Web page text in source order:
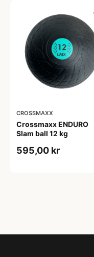
CROSSMAXX
Crossmaxx ENDURO
Slam ball 12 kg
595,00 kr